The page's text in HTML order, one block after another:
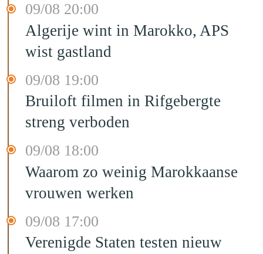
09/08 20:00
Algerije wint in Marokko, APS
wist gastland
09/08 19:00
Bruiloft filmen in Rifgebergte
streng verboden
09/08 18:00
Waarom zo weinig Marokkaanse
vrouwen werken
09/08 17:00
Verenigde Staten testen nieuw